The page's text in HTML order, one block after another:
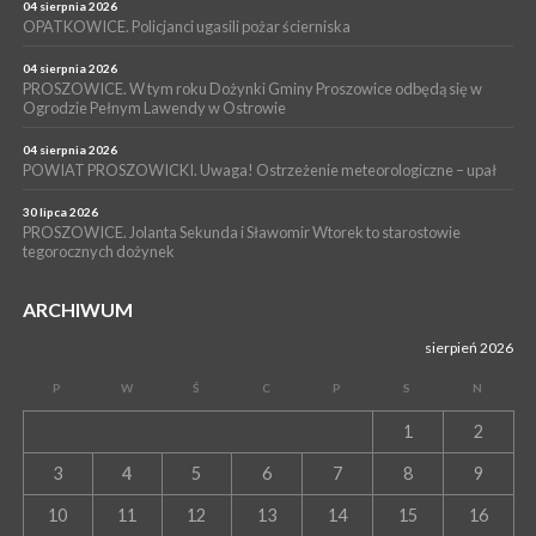
14 lipca 2026
PROSZOWICE. 26 lipca odbędzie się XII Marsz Rzeczpospolitej
WYDARZENIA
13 lipca 2026
Szpitalu im. Ojca Rafała z Proszowic już działa
04 sierpnia 2026
OPATKOWICE. Policjanci ugasili pożar ścierniska
04 sierpnia 2026
PROSZOWICE. W tym roku Dożynki Gminy Proszowice odbędą się w
Ogrodzie Pełnym Lawendy w Ostrowie
04 sierpnia 2026
POWIAT PROSZOWICKI. Uwaga! Ostrzeżenie meteorologiczne – upał
30 lipca 2026
PROSZOWICE. Jolanta Sekunda i Sławomir Wtorek to starostowie
tegorocznych dożynek
ARCHIWUM
sierpień 2026
P W Ś C P S N
1 2
3 4 5 6 7 8 9
10 11 12 13 14 15 16